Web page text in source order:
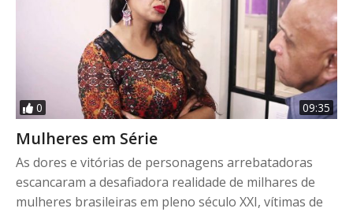
0 09:35
Mulheres em Série
As dores e vitórias de personagens arrebatadoras
escancaram a desafiadora realidade de milhares de
mulheres brasileiras em pleno século XXI, vítimas de